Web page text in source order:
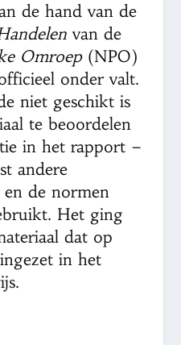
de hand van de
van de
Omroep(NPO)
onder valt.
niet geschikt is
te beoordelen
in het rapport –
andere
en de normen
Het ging
dat op
in het